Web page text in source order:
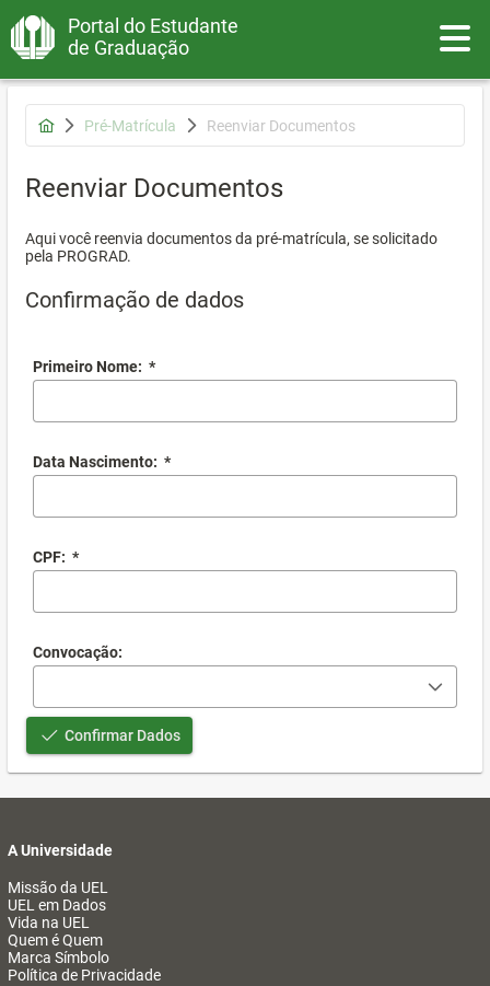
Portal do Estudante
de Graduação
Pré-Matrícula Reenviar Documentos
Reenviar Documentos
Aqui você reenvia documentos da pré-matrícula, se solicitado
pela PROGRAD.
Confirmação de dados
Primeiro Nome: *
Data Nascimento: *
CPF: *
Convocação:
Confirmar Dados
A Universidade
Missão da UEL
UEL em Dados
Vida na UEL
Quem é Quem
Marca Símbolo
Política de Privacidade